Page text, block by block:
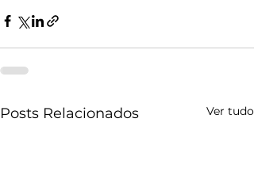
Posts Relacionados Ver tudo